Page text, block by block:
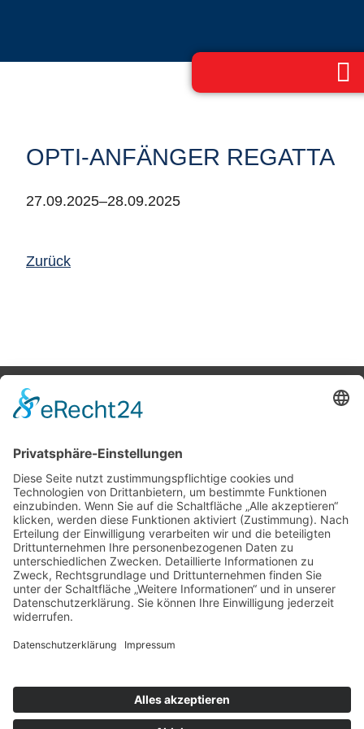
OPTI-ANFÄNGER REGATTA
27.09.2025–28.09.2025
Zurück
Potsdamer Yacht Club e. V.
14109 Berlin
Tel: +49 30 805 35 58
KONTAKT|IMPRESSUM|DATENSCHUTZ